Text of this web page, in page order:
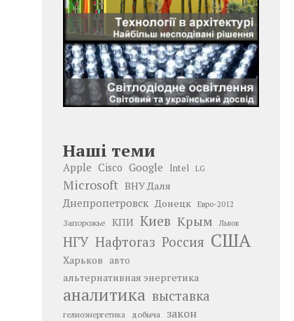
Наші теми
Apple Cisco Google Intel LG
Microsoft ВНУ Даля
Днепропетровск Донецк Евро-2012
Запорожье КПИ Киев Крым Львов
НГУ Нафтогаз Россия США
Харьков авто
альтернативная энергетика
аналитика выставка
гелиоэнергетика добыча закон